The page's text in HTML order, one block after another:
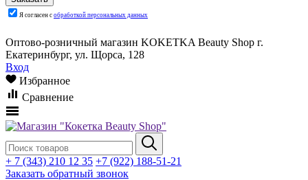
Я согласен с обработкой персональных данных
Оптово-розничный магазин KOKETKA Beauty Shop г.
Екатеринбург, ул. Щорса, 128
Вход
Избранное
Сравнение
+ 7 (343) 210 12 35 +7 (922) 188-51-21
Заказать обратный звонок